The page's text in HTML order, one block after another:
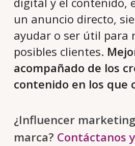
un anuncio directo,
ayudar o ser útil para
posibles clientes.
acompañado de los
contenido en los que
¿Influencer
marca? Contáctanos